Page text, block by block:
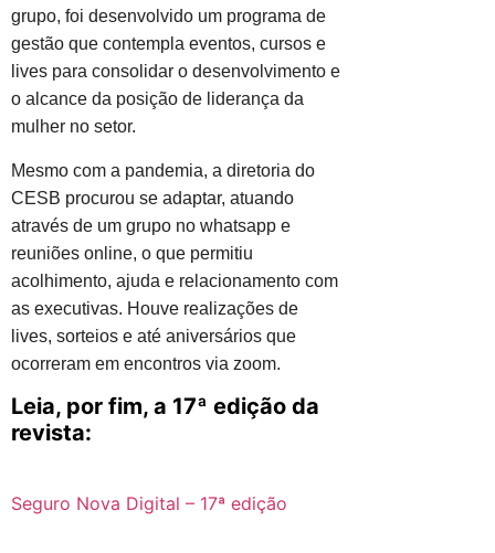
grupo, foi desenvolvido um programa de
gestão que contempla eventos, cursos e
lives para consolidar o desenvolvimento e
o alcance da posição de liderança da
mulher no setor.
Mesmo com a pandemia, a diretoria do
CESB procurou se adaptar, atuando
através de um grupo no whatsapp e
reuniões online, o que permitiu
acolhimento, ajuda e relacionamento com
as executivas. Houve realizações de
lives, sorteios e até aniversários que
ocorreram em encontros via zoom.
Leia, por fim, a 17ª edição da
revista:
Seguro Nova Digital – 17ª edição